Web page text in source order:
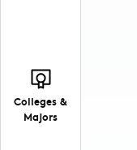
Colleges &
Majors